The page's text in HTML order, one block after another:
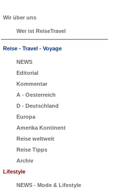
Wir über uns
Wer ist ReiseTravel
Reise - Travel - Voyage
NEWS
Editorial
Kommentar
A - Oesterreich
D - Deutschland
Europa
Amerika Kontinent
Reise weltweit
Reise Tipps
Archiv
Lifestyle
NEWS - Mode & Lifestyle